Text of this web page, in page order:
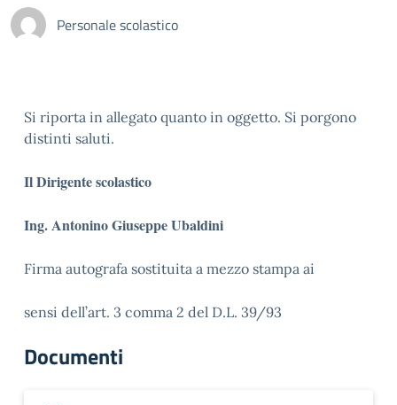
Personale scolastico
Si riporta in allegato quanto in oggetto. Si porgono
distinti saluti.
Il Dirigente scolastico
Ing. Antonino Giuseppe Ubaldini
Firma autografa sostituita a mezzo stampa ai
sensi dell’art. 3 comma 2 del D.L. 39/93
Documenti